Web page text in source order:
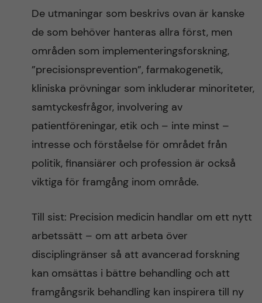
De utmaningar som beskrivs ovan är kanske
de som behöver hanteras allra först, men
områden som implementeringsforskning,
”precisionsprevention”, farmakogenetik,
kliniska prövningar som inkluderar minoriteter,
samtyckesfrågor, involvering av
patientföreningar, etik och – inte minst –
intresse och förståelse för området från
politik, finansiärer och profession är också
viktiga för framgång inom område.
Till sist: Precision medicin handlar om ett nytt
arbetssätt – om att arbeta över
disciplingränser så att avancerad forskning
kan omsättas i bättre behandling och att
framgångsrik behandling kan inspirera till ny